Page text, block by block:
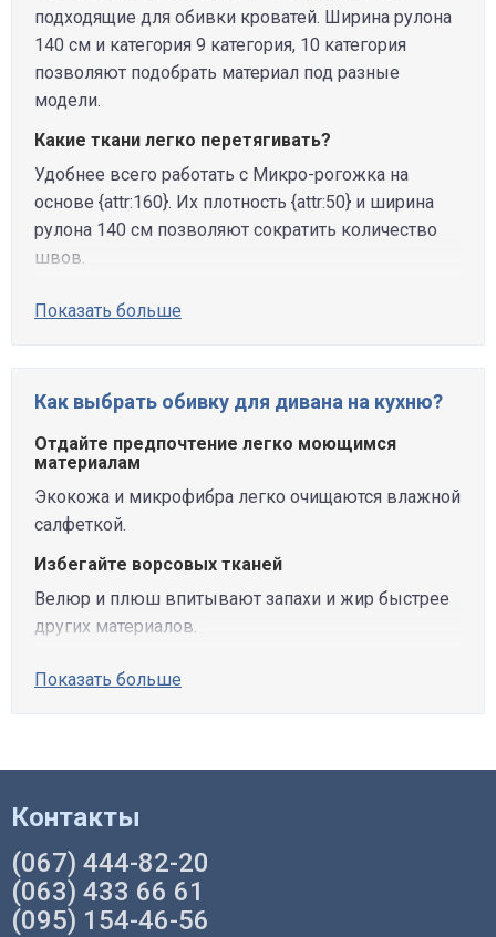
подходящие для обивки кроватей. Ширина рулона
140 см и категория 9 категория, 10 категория
позволяют подобрать материал под разные
модели.
Какие ткани легко перетягивать?
Удобнее всего работать с Микро-рогожка на
основе {attr:160}. Их плотность {attr:50} и ширина
рулона 140 см позволяют сократить количество
швов.
Показать больше
Как выбрать обивку для дивана на кухню?
Отдайте предпочтение легко моющимся
материалам
Экокожа и микрофибра легко очищаются влажной
салфеткой.
Избегайте ворсовых тканей
Велюр и плюш впитывают запахи и жир быстрее
других материалов.
Показать больше
Контакты
(067) 444-82-20
(063) 433 66 61
(095) 154-46-56